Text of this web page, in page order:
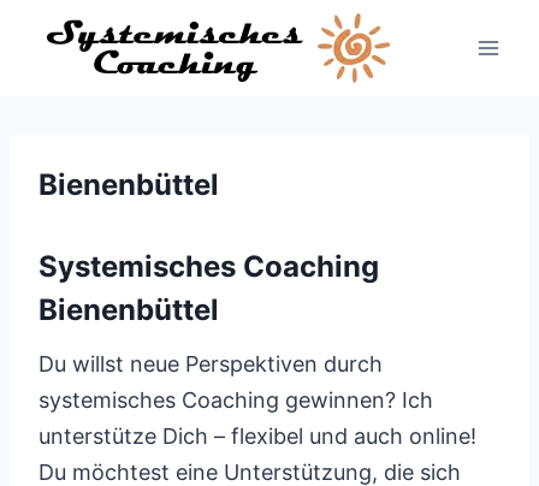
Inhalt
Bienenbüttel
Systemisches Coaching
Bienenbüttel
Du willst neue Perspektiven durch
systemisches Coaching gewinnen? Ich
unterstütze Dich – flexibel und auch online!
Du möchtest eine Unterstützung, die sich